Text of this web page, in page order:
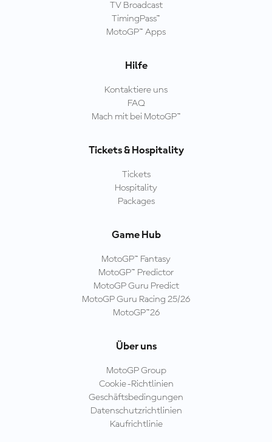
TV Broadcast
TimingPass™
MotoGP™ Apps
Hilfe
Kontaktiere uns
FAQ
Mach mit bei MotoGP™
Tickets & Hospitality
Tickets
Hospitality
Packages
Game Hub
MotoGP™ Fantasy
MotoGP™ Predictor
MotoGP Guru Predict
MotoGP Guru Racing 25/26
MotoGP™26
Über uns
MotoGP Group
Cookie-Richtlinien
Geschäftsbedingungen
Datenschutzrichtlinien
Kaufrichtlinie